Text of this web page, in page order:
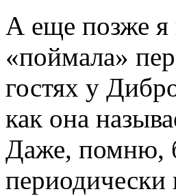
А еще позже я
«поймала»
гостях у
как она
Даже, помню,
периодически